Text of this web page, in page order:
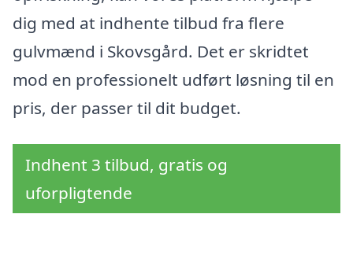
dig med at indhente tilbud fra flere
gulvmænd i Skovsgård. Det er skridtet
mod en professionelt udført løsning til en
pris, der passer til dit budget.
Indhent 3 tilbud, gratis og
uforpligtende